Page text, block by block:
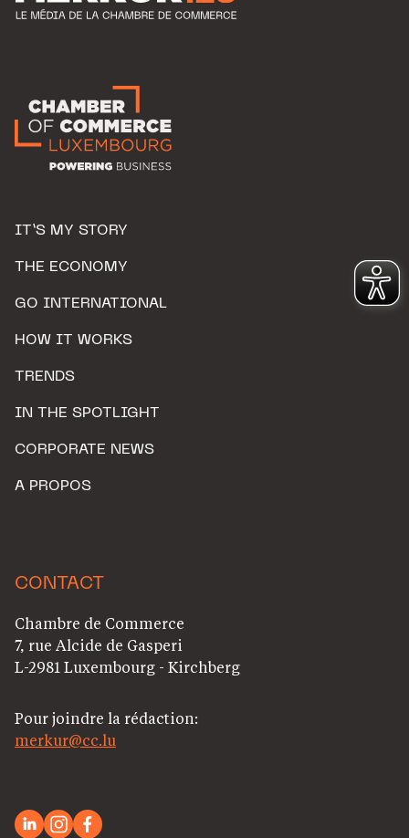
IT’S MY STORY
THE ECONOMY
GO INTERNATIONAL
HOW IT WORKS
TRENDS
IN THE SPOTLIGHT
CORPORATE NEWS
A PROPOS
CONTACT
Chambre de Commerce
7, rue Alcide de Gasperi
L-2981 Luxembourg - Kirchberg
Pour joindre la rédaction:
merkur@cc.lu